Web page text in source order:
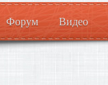
Форум Видео